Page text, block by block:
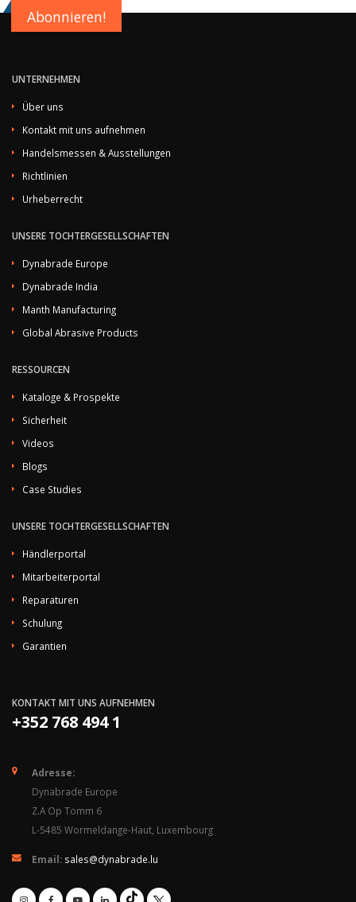
Abonnieren!
UNTERNEHMEN
Über uns
Kontakt mit uns aufnehmen
Handelsmessen & Ausstellungen
Richtlinien
Urheberrecht
UNSERE TOCHTERGESELLSCHAFTEN
Dynabrade Europe
Dynabrade India
Manth Manufacturing
Global Abrasive Products
RESSOURCEN
Kataloge & Prospekte
Sicherheit
Videos
Blogs
Case Studies
UNSERE TOCHTERGESELLSCHAFTEN
Händlerportal
Mitarbeiterportal
Reparaturen
Schulung
Garantien
KONTAKT MIT UNS AUFNEHMEN
+352 768 494 1
Adresse:
Dynabrade Europe
Z.A Op Tomm 6
L-5485 Wormeldange-Haut, Luxembourg
Email: sales@dynabrade.lu